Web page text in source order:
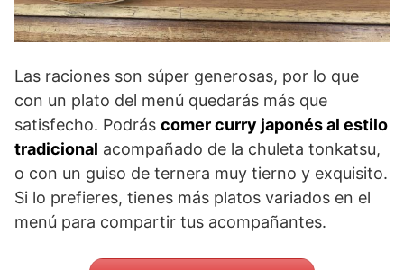
Las raciones son súper generosas, por lo que
con un plato del menú quedarás más que
satisfecho. Podrás comer curry japonés al estilo
tradicional acompañado de la chuleta tonkatsu,
o con un guiso de ternera muy tierno y exquisito.
Si lo prefieres, tienes más platos variados en el
menú para compartir tus acompañantes.